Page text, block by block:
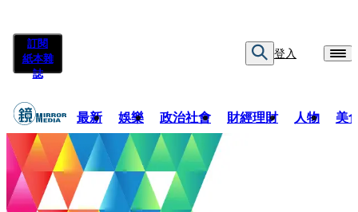
訂閱
紙本雜
誌
登入
最新 娛樂 政治社會 財經理財 人物 美